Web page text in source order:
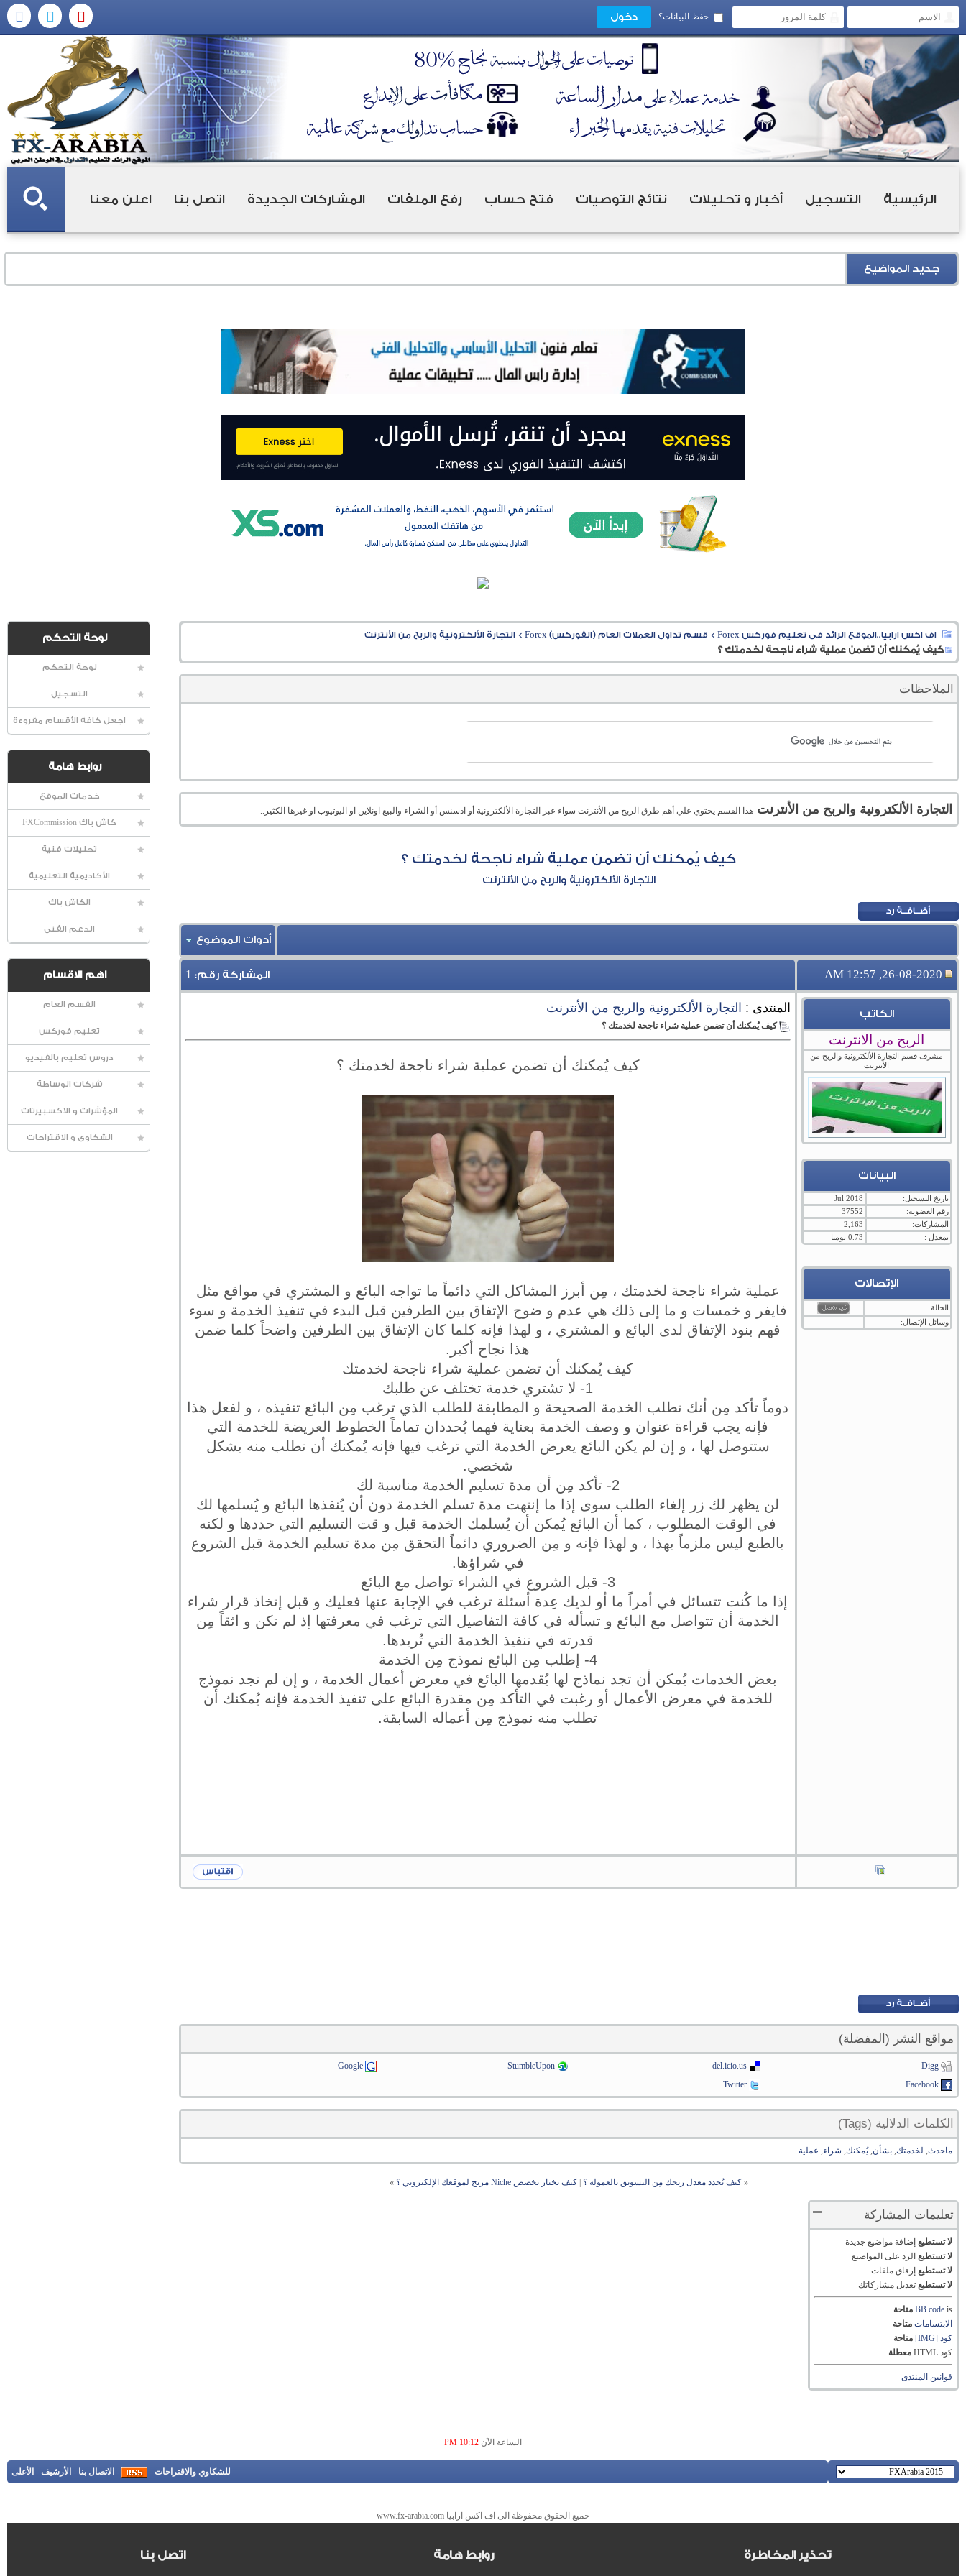
حفظ البيانات؟
الرئيسية التسجيل أخبار و تحليلات نتائج التوصيات فتح حساب رفع الملفات المشاركات الجديدة اتصل بنا اعلن معنا
جديد المواضيع
لوحة التحكم
لوحة التحكم
التسجيل
اجعل كافة الأقسام مقروءة
روابط هامة
خدمات الموقع
كاش باك FXCommission
تحليلات فنية
الأكاديمية التعليمية
الكاش باك
الدعم الفنى
اهم الاقسام
القسم العام
تعليم فوركس
دروس تعليم بالفيديو
شركات الوساطة
المؤشرات و الاكسبيرتات
الشكاوى و الاقتراحات
اف اكس ارابيا..الموقع الرائد فى تعليم فوركس Forex > قسم تداول العملات العام (الفوركس) Forex >التجارة الألكترونية والربح من الأنترنت
كيف يُمكنك أن تضمن عملية شراء ناجحة لخدمتك ؟
الملاحظات
التجارة الألكترونية والربح من الأنترنت هذا القسم يحتوي علي أهم طرق الربح من الأنترنت سواء عبر التجارة الألكترونية أو ادسنس أو الشراء والبيع اونلاين او اليوتيوب او غيرها الكثير..
كيف يُمكنك أن تضمن عملية شراء ناجحة لخدمتك ؟
التجارة الألكترونية والربح من الأنترنت
أدوات الموضوع
26-08-2020, 12:57 AM المشاركة رقم: 1
الكاتب
الربح من الانترنت
مشرف قسم التجارة الألكترونية والربح من
الأنترنت
البيانات
تاريخ التسجيل:
Jul 2018
رقم العضوية:
37552
المشاركات:
2,163
بمعدل :
0.73 يوميا
الإتصالات
الحالة:
وسائل الإتصال:
المنتدى : التجارة الألكترونية والربح من الأنترنت
كيف يُمكنك أن تضمن عملية شراء ناجحة لخدمتك ؟
كيف يُمكنك أن تضمن عملية شراء ناجحة لخدمتك ؟
عملية شراء ناجحة لخدمتك ، مِن أبرز المشاكل التي دائماً ما تواجه البائع و المشتري في مواقع مثل
فايفر و خمسات و ما إلى ذلك هي عدم و ضوح الإتفاق بين الطرفين قبل البدء في تنفيذ الخدمة و سوء
فهم بنود الإتفاق لدى البائع و المشتري ، و لهذا فإنه كلما كان الإتفاق بين الطرفين واضحاً كلما ضمن
هذا نجاح أكبر.
كيف يُمكنك أن تضمن عملية شراء ناجحة لخدمتك
1- لا تشتري خدمة تختلف عن طلبك
دوماً تأكد مِن أنك تطلب الخدمة الصحيحة و المطابقة للطلب الذي ترغب مِن البائع تنفيذه ، و لفعل هذا
فإنه يجب قراءة عنوان و وصف الخدمة بعناية فهما يُحددان تماماً الخطوط العريضة للخدمة التي
ستتوصل لها ، و إن لم يكن البائع يعرض الخدمة التي ترغب فيها فإنه يُمكنك أن تطلب منه بشكل
شخصي.
2- تأكد مِن أن مدة تسليم الخدمة مناسبة لك
لن يظهر لك زر إلغاء الطلب سوى إذا ما إنتهت مدة تسلم الخدمة دون أن يُنفذها البائع و يُسلمها لك
في الوقت المطلوب ، كما أن البائع يُمكن أن يُسلمك الخدمة قبل و قت التسليم التي حددها و لكنه
بالطبع ليس ملزماً بهذا ، و لهذا فإنه و مِن الضروري دائماً التحقق مِن مدة تسليم الخدمة قبل الشروع
في شراؤها.
3- قبل الشروع في الشراء تواصل مع البائع
إذا ما كُنت تتسائل في أمراً ما أو لديك عِدة أسئلة ترغب في الإجابة عنها فعليك و قبل إتخاذ قرار شراء
الخدمة أن تتواصل مع البائع و تسأله في كافة التفاصيل التي ترغب في معرفتها إذ لم تكن و اثقاً مِن
قدرته في تنفيذ الخدمة التي تُريدها.
4- إطلب مِن البائع نموذج مِن الخدمة
بعض الخدمات يُمكن أن تجد نماذج لها يُقدمها البائع في معرض أعمال الخدمة ، و إن لم تجد نموذج
للخدمة في معرض الأعمال أو رغبت في التأكد مِن مقدرة البائع على تنفيذ الخدمة فإنه يُمكنك أن
تطلب منه نموذج مِن أعماله السابقة.
مواقع النشر (المفضلة)
Digg
del.icio.us
StumbleUpon
Google
Facebook
Twitter
الكلمات الدلالية (Tags)
ماحدث, لخدمتك,بشأن,يُمكنك, شراء, عملية
« كيف تُحدد معدل ربحك مِن التسويق بالعمولة ؟ |كيف تختار تخصص Niche مربح لموقعك الإلكتروني ؟ »
تعليمات المشاركة
لا تستطيع إضافة مواضيع جديدة
لا تستطيع الرد على المواضيع
لا تستطيع إرفاق ملفات
لا تستطيع تعديل مشاركاتك
BB codeis
متاحة
الابتسامات متاحة
كود [IMG]
متاحة
كود HTML
معطلة
قوانين المنتدى
الساعة الآن 10:12 PM
للشكاوي والاقتراحات -
- الاتصال بنا - الأرشيف - الأعلى
جميع الحقوق محفوظة الى اف اكس ارابيا www.fx-arabia.com
تحذير المخاطرة روابط هامة اتصل بنا